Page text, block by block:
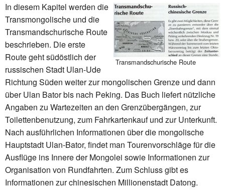
Transmandschurische Route
In diesem Kapitel werden die
Transmongolische und die
Transmandschurische Route
beschrieben. Die erste
Route geht südöstlich der
russischen Stadt Ulan-Ude
Richtung Süden weiter zur mongolischen Grenze und dann
über Ulan Bator bis nach Peking. Das Buch liefert nützliche
Angaben zu Wartezeiten an den Grenzübergängen, zur
Toilettenbenutzung, zum Fahrkartenkauf und zur Unterkunft.
Nach ausführlichen Informationen über die mongolische
Hauptstadt Ulan-Bator, findet man Tourenvorschläge für die
Ausflüge ins Innere der Mongolei sowie Informationen zur
Organisation von Rundfahrten. Zum Schluss gibt es
Informationen zur chinesischen Millionenstadt Datong.